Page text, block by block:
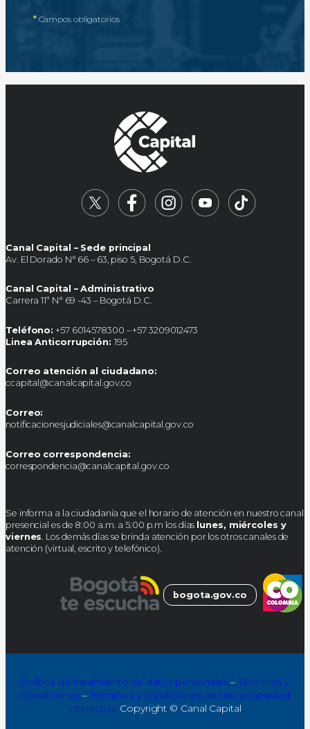
*Campos obligatorios
Canal Capital – Sede principal
Av. El Dorado N° 66 – 63, piso 5, Bogotá D.C.
Canal Capital – Administrativo
Carrera 11ª N° 69 -43 – Bogotá D.C.
Teléfono: +57 6014578300 – +57 3209012473
Linea Anticorrupción: 195
Correo atención al ciudadano:
ccapital@canalcapital.gov.co
Correo:
notificacionesjudiciales@canalcapital.gov.co
Correo correspondencia:
correspondencia@canalcapital.gov.co
Se informa a la ciudadanía que el horario de atención en nuestro canal
presencial es de 8:00 a.m. a 5:00 p.m los días lunes, miércoles y
viernes . Los demás días se brinda atención por los otros canales de
atención (virtual, escrito y telefónico).
bogota.gov.co
Política de tratamiento de datos personales–Términos y
Condiciones –Términos y condiciones de uso propiedad
intelectual Copyright © Canal Capital